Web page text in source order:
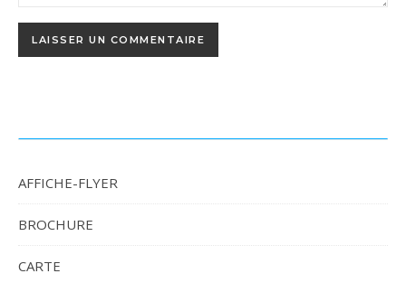
AFFICHE-FLYER
BROCHURE
CARTE